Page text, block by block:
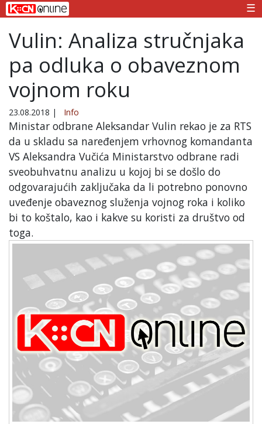
☰
Vulin: Analiza stručnjaka
pa odluka o obaveznom
vojnom roku
23.08.2018 | Info
Ministar odbrane Aleksandar Vulin rekao je za RTS
da u skladu sa naređenjem vrhovnog komandanta
VS Aleksandra Vučića Ministarstvo odbrane radi
sveobuhvatnu analizu u kojoj bi se došlo do
odgovarajućih zaključaka da li potrebno ponovno
uveđenje obaveznog služenja vojnog roka i koliko
bi to koštalo, kao i kakve su koristi za društvo od
toga.